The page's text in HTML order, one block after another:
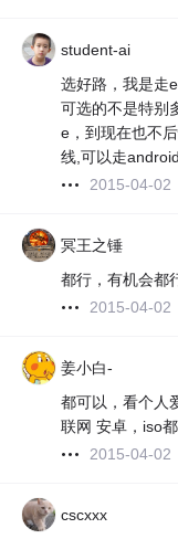
student-ai
选好路，我是走
可选的不是特别
e，到现在也不
线,可以走
2015-04-02
冥王之锤
都行，有机会都
2015-04-02
姜小白-
都可以，看个人
联网 安卓，iso
2015-04-02
cscxxx